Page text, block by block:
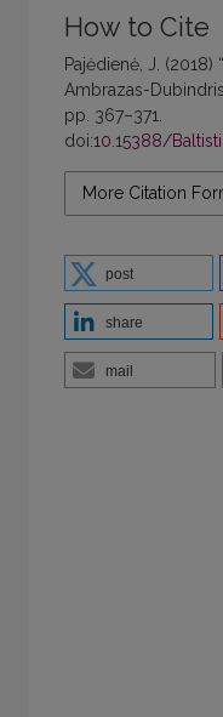
How to Cite
Pajėdienė, J. (2018)
Ambrazas-
pp. 367–371.
doi:10.15388/
More Citation
post
share
mail